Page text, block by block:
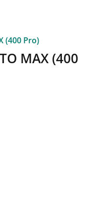
MAX (400